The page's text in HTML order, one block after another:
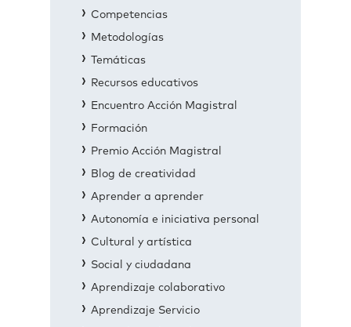
Competencias
Metodologías
Temáticas
Recursos educativos
Encuentro Acción Magistral
Formación
Premio Acción Magistral
Blog de creatividad
Aprender a aprender
Autonomía e iniciativa personal
Cultural y artística
Social y ciudadana
Aprendizaje colaborativo
Aprendizaje Servicio